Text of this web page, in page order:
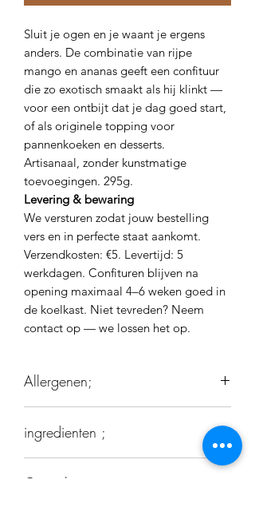
Sluit je ogen en je waant je ergens
anders. De combinatie van rijpe
mango en ananas geeft een confituur
die zo exotisch smaakt als hij klinkt —
voor een ontbijt dat je dag goed start,
of als originele topping voor
pannenkoeken en desserts.
Artisanaal, zonder kunstmatige
toevoegingen. 295g.
Levering & bewaring
We versturen zodat jouw bestelling
vers en in perfecte staat aankomt.
Verzendkosten: €5. Levertijd: 5
werkdagen. Confituren blijven na
opening maximaal 4–6 weken goed in
de koelkast. Niet tevreden? Neem
contact op — we lossen het op.
Allergenen;
ingredienten ;
mango, ananas, suiker, vanille,pectine,
Gewicht